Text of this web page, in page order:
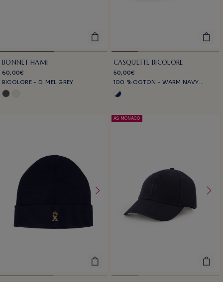
BONNET HAMI
60,00€
BICOLORE - D. MEL GREY
CASQUETTE BICOLORE
50,00€
100 % COTON - WARM NAVY
AS MONACO